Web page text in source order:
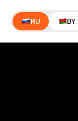
RU BY